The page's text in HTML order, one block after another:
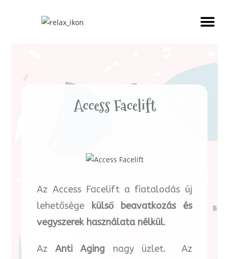
Access Facelift
Az Access Facelift a fiatalodás új
lehetősége külső beavatkozás és
vegyszerek használata nélkül.
AzAnti Aging nagy üzlet. Az